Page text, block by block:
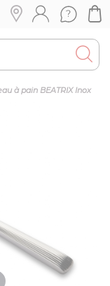
à pain BEATRIX Inox